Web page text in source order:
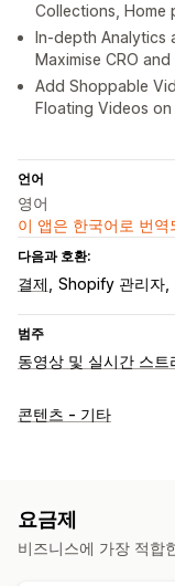
Collections, Home
In-depth Analytics
Maximise CRO and
Add Shoppable
Floating Videos
언어
영어
이 앱은 한국어로 번
다음과 호환:
결제 Shopify 관리자
범주
동영상 및 실시간 스트
동영상 관리
맞춤 설정
동영상 템플릿
동영
콘텐츠 - 기타
요금제
비즈니스에 가장 적합